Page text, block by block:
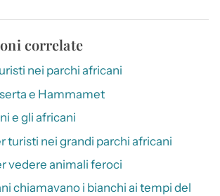
correlate
nei parchi africani
e Hammamet
e gli africani
turisti nei grandi parchi africani
vedere animali feroci
chiamavano i bianchi ai tempi del